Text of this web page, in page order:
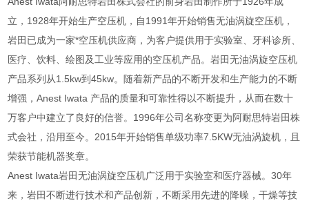
立，1928年开始生产空压机，自1991年开始销售无油涡旋空压机，
岩田已成为一家*空压机供应商，为客户提供用于实验室、牙科诊所、
医疗、饮料、绘图及工业等应用的空压机产品。岩田无油涡旋空压机
产品系列从1.5kw到45kw。随着新产品的不断开发和生产能力的不断
增强，Anest Iwata 产品的质量和可靠性得以不断提升，从而在数十
万客户中建立了良好的信誉。1996年公司名称变更为阿耐思特岩田株
式会社，沿用至今。2015年开始销售单级功率7.5KW无油涡旋机，且
荣获节能机器奖章。
Anest Iwata岩田无油涡旋空压机广泛用于实验室和医疗器械。30年
来，岩田不断进行技术和产品创新，不断采用先进的降噪，干燥等技